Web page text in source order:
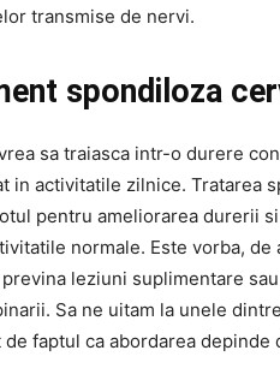
transmise de nervi.
spondiloza
sa traiasca intr-o durere
in activitatile zilnice. Tratarea
pentru ameliorarea durerii
normale. Este vorba, de
leziuni suplimentare
Sa ne uitam la unele
faptul ca abordarea